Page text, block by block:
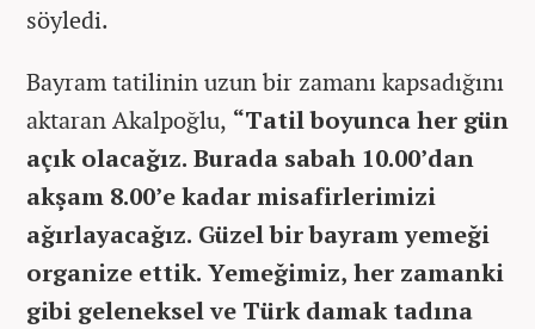
söyledi.
Bayram tatilinin uzun bir zamanı kapsadığını
aktaran Akalpoğlu, “Tatil boyunca her gün
açık olacağız. Burada sabah 10.00’dan
akşam 8.00’e kadar misafirlerimizi
ağırlayacağız. Güzel bir bayram yemeği
organize ettik. Yemeğimiz, her zamanki
gibi geleneksel ve Türk damak tadına